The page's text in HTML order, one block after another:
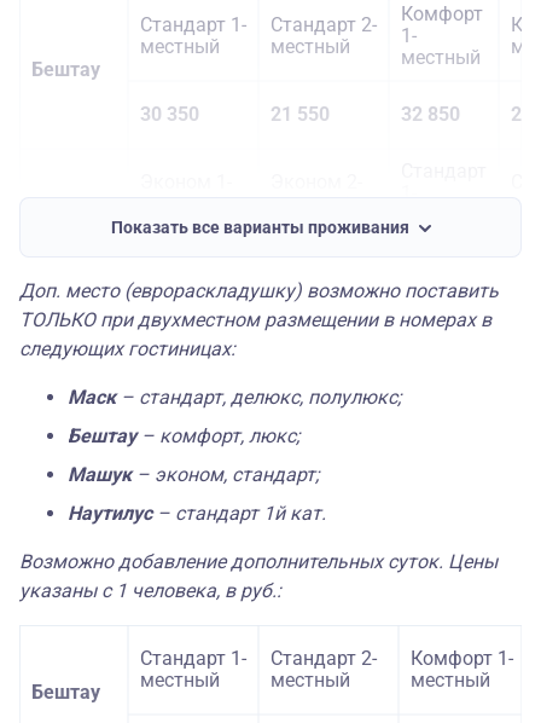
Бештау
Стандарт 1-
местный
Стандарт 2-
местный
Комфорт
1-
местный
30 350 21 550 32 850 22
Стандарт 2
кат. 1-
Стандарт 2
Стандарт
23 350 19 300
Показать все варианты проживания
Доп. место (еврораскладушку) возможно поставить
ТОЛЬКО при двухместном размещении в номерах в
следующих гостиницах:
Маск – стандарт, делюкс, полулюкс;
Бештау– комфорт, люкс;
Машук– эконом, стандарт;
Наутилус– стандарт 1й кат.
Возможно добавление дополнительных суток. Цены
указаны с 1 человека, в руб.:
Бештау
Стандарт 1-
местный
Стандарт 2-
местный
Комфорт 1-
местный